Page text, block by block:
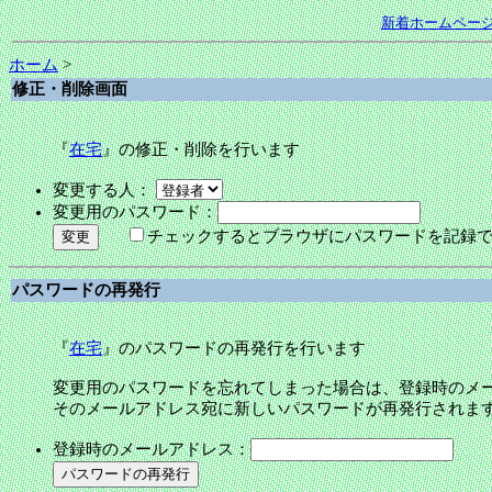
新着ホームペー
ホーム>
修正・削除画面
『在宅』の修正・削除を行います
変更する人：
変更用のパスワード：
チェックするとブラウザにパスワードを記録
パスワードの再発行
『在宅』のパスワードの再発行を行います
変更用のパスワードを忘れてしまった場合は、登録時のメ
そのメールアドレス宛に新しいパスワードが再発行されま
登録時のメールアドレス：